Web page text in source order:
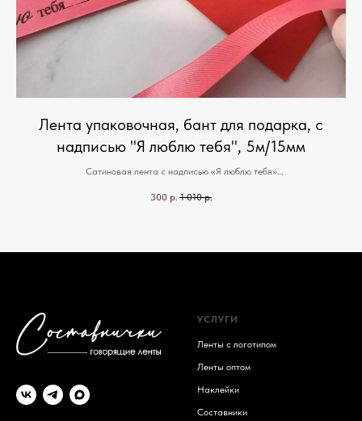
Лента упаковочная, бант для подарка, с
надписью "Я люблю тебя", 5м/15мм
Сатиновая лента с надписью «Я люблю тебя»
ассортименте. В упаковке 1 моток ленты — 5м/15мм. Наши ленты говорят за
300 р. 1 010 р.
УСЛУГИ
Ленты с логотипом
Ленты оптом
Наклейки
Составники